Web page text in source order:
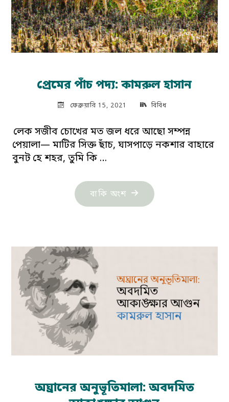
প্রেমের পাঁচ পদ্য: কামরুল হাসান
ফেব্রুয়ারি 15, 2021 বিবিধ
লেক সজীব চোখের মত জল ধরে আছো সম্পন্ন
পেয়ালা— মাটির সিক্ত ছাঁচ, ঘাসপাড়ে নকশার বাহারে
বুনট হে শহর, তুমি কি …
বাকি অংশ "প্রেমের
পাঁচ
অঘ্রানের অনুভূতিমালা: অবদমিত